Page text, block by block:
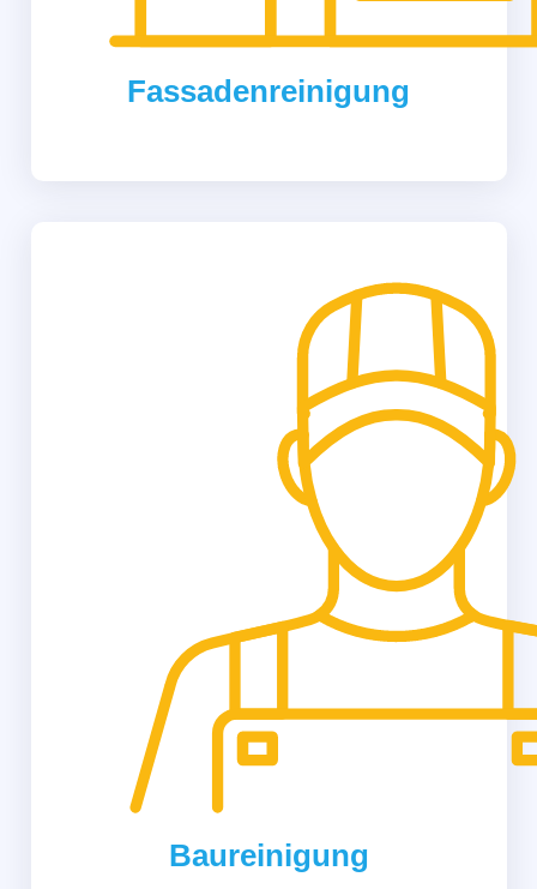
Fassadenreinigung
Baureinigung